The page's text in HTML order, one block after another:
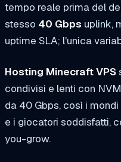
tempo reale prima del
stesso 40 Gbps uplink,
uptime SLA; l'unica
Hosting Minecraft VPS
condivisi e lenti con
da 40 Gbps, così i
e i giocatori soddisfatti,
you-grow.